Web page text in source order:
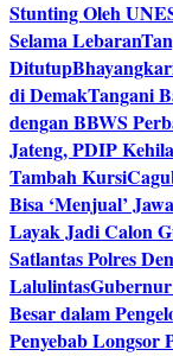
Stunting Oleh
Selama Lebaran
Ditutup
di DemakTangani
dengan BBWS
Jateng, PDIP
Tambah Kursi
Bisa ‘Menjual’
Layak Jadi Calon
Satlantas Polres
Lalulintas
Besar dalam
Penyebab Longsor